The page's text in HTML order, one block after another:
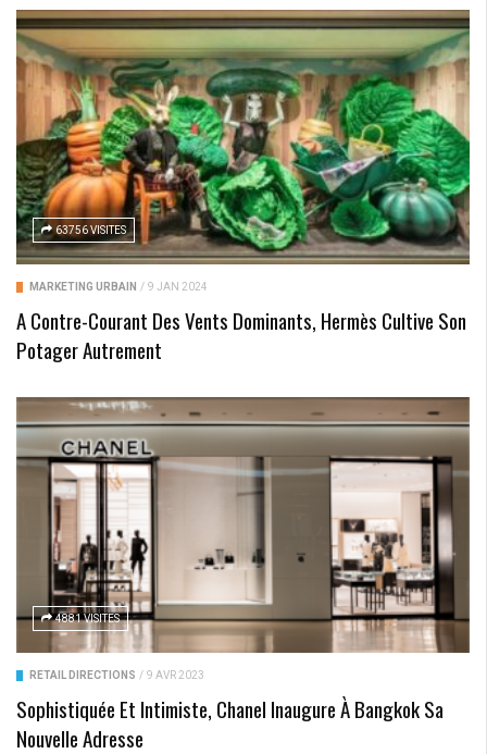
63756 VISITES
MARKETING URBAIN / 9 JAN 2024
A Contre-Courant Des Vents Dominants, Hermès Cultive Son
Potager Autrement
4881 VISITES
RETAIL DIRECTIONS / 9 AVR 2023
Sophistiquée Et Intimiste, Chanel Inaugure À Bangkok Sa
Nouvelle Adresse